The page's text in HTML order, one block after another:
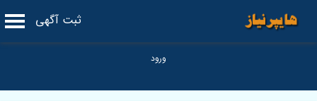
ثبت آگهی